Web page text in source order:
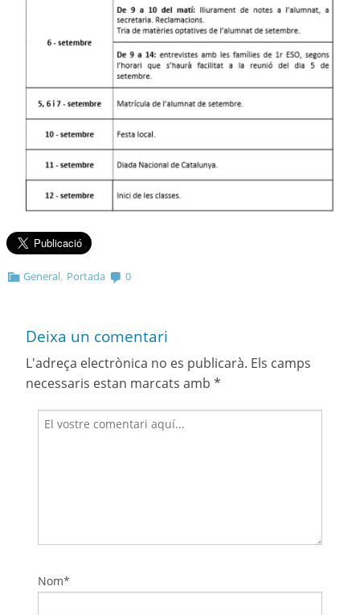
General, Portada 0
Deixa un comentari
L'adreça electrònica no es publicarà. Els camps
necessaris estan marcats amb *
Nom*